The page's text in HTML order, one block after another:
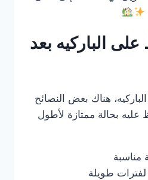
الباركيه بعد
هناك بعض النصائح
عليه بحالة ممتازة لأطول
مناسبة
طويلة